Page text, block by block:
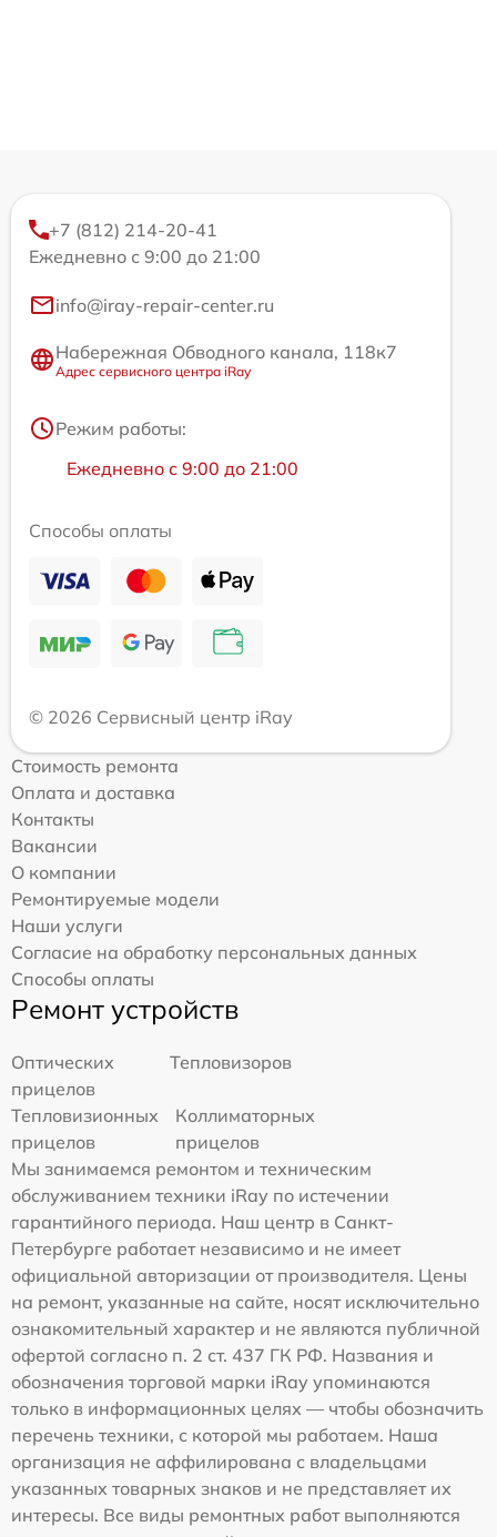
+7 (812) 214-20-41
Ежедневно с 9:00 до 21:00
info@iray-repair-center.ru
Набережная Обводного канала, 118к7
Адрес сервисного центра iRay
Режим работы:
Ежедневно с 9:00 до 21:00
Способы оплаты
© 2026 Сервисный центр iRay
Стоимость ремонта
Оплата и доставка
Контакты
Вакансии
О компании
Ремонтируемые модели
Наши услуги
Согласие на обработку персональных данных
Способы оплаты
Ремонт устройств
Оптических
прицелов
Тепловизоров
Тепловизионных
прицелов
Коллиматорных
прицелов
Мы занимаемся ремонтом и техническим
обслуживанием техники iRay по истечении
гарантийного периода. Наш центр в Санкт-
Петербурге работает независимо и не имеет
официальной авторизации от производителя. Цены
на ремонт, указанные на сайте, носят исключительно
ознакомительный характер и не являются публичной
офертой согласно п. 2 ст. 437 ГК РФ. Названия и
обозначения торговой марки iRay упоминаются
только в информационных целях — чтобы обозначить
перечень техники, с которой мы работаем. Наша
организация не аффилирована с владельцами
указанных товарных знаков и не представляет их
интересы. Все виды ремонтных работ выполняются